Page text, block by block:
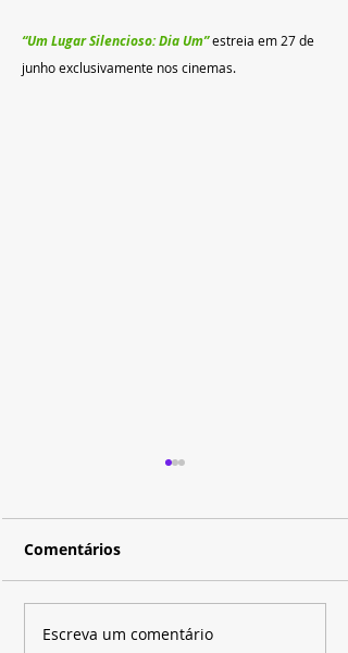
“Um Lugar Silencioso: Dia Um” estreia em 27 de
junho exclusivamente nos cinemas.
Disney+ e SBT apostam
Comentários
Escreva um comentário